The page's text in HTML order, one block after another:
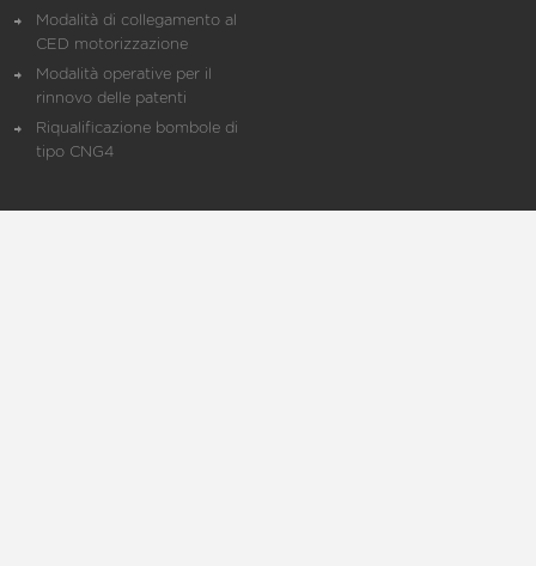
Modalità di collegamento al
CED motorizzazione
Modalità operative per il
rinnovo delle patenti
Riqualificazione bombole di
tipo CNG4